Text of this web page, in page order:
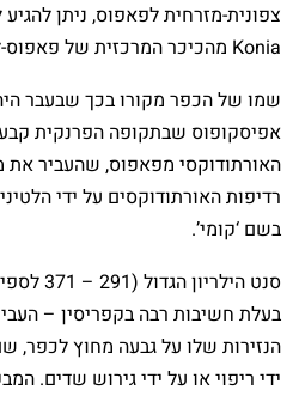
צפונית-מזרחית לפאפוס, ניתן להגיע
Konia מהכיכר המרכזית של פאפוס-לימסול.
שמו של הכפר מקורו בכך שבעבר
אפיסקופוס שבתקופה הפרנקית
האורתודוקסי מפאפוס, שהעביר את
רדיפות האורתודוקסים על ידי
בשם ‘קומי’.
סנט
בעלת חשיבות רבה בקפריסין –
הנזירות שלו על גבעה מחוץ לכפר,
ידי ריפוי או על ידי גירוש שדים.